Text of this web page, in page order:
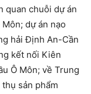
quan chuỗi dự án
dự án nạo
hải Định An-Cần
kết nối Kiên
Ô Môn; về Trung
sản phẩm